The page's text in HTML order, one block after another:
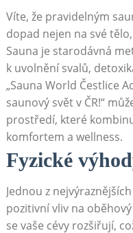
Víte, že pravidelným
dopad nejen na své
‍Sauna je starodávná
k uvolnění svalů,‍
„Sauna World Čestlice
saunový svět v ČR!“
prostředí, které
komfortem a wellness.
Fyzické
Jednou z
pozitivní vliv na
se ⁣vaše cévy rozšiřují,